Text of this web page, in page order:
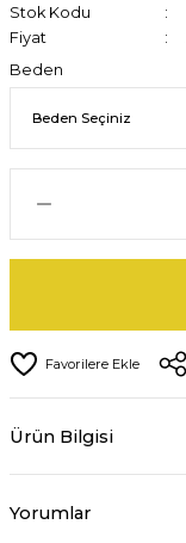
Stok Kodu
Fiyat
Beden
Ürün Bilgisi
Yorumlar